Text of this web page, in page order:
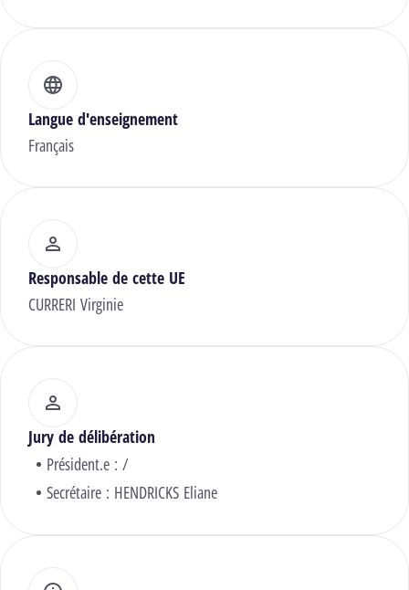
Langue d'enseignement
Français
Responsable de cette UE
CURRERI Virginie
Jury de délibération
Président.e : /
Secrétaire : HENDRICKS Eliane